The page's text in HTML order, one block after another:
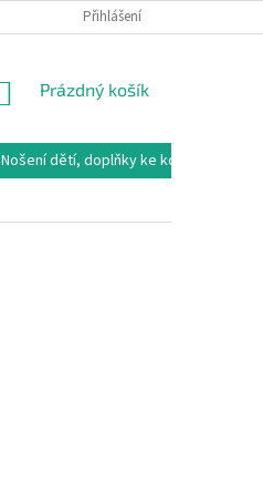
DOPRAVA, PLATBY A
Přihlášení
NÁKUPNÍ
Prázdný košík
Nošení dětí, doplňky ke kočárkům